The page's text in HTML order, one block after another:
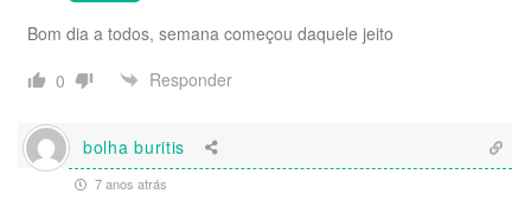
Bom dia a todos, semana começou daquele jeito
0
Responder
bolha buritis
7 anos atrás